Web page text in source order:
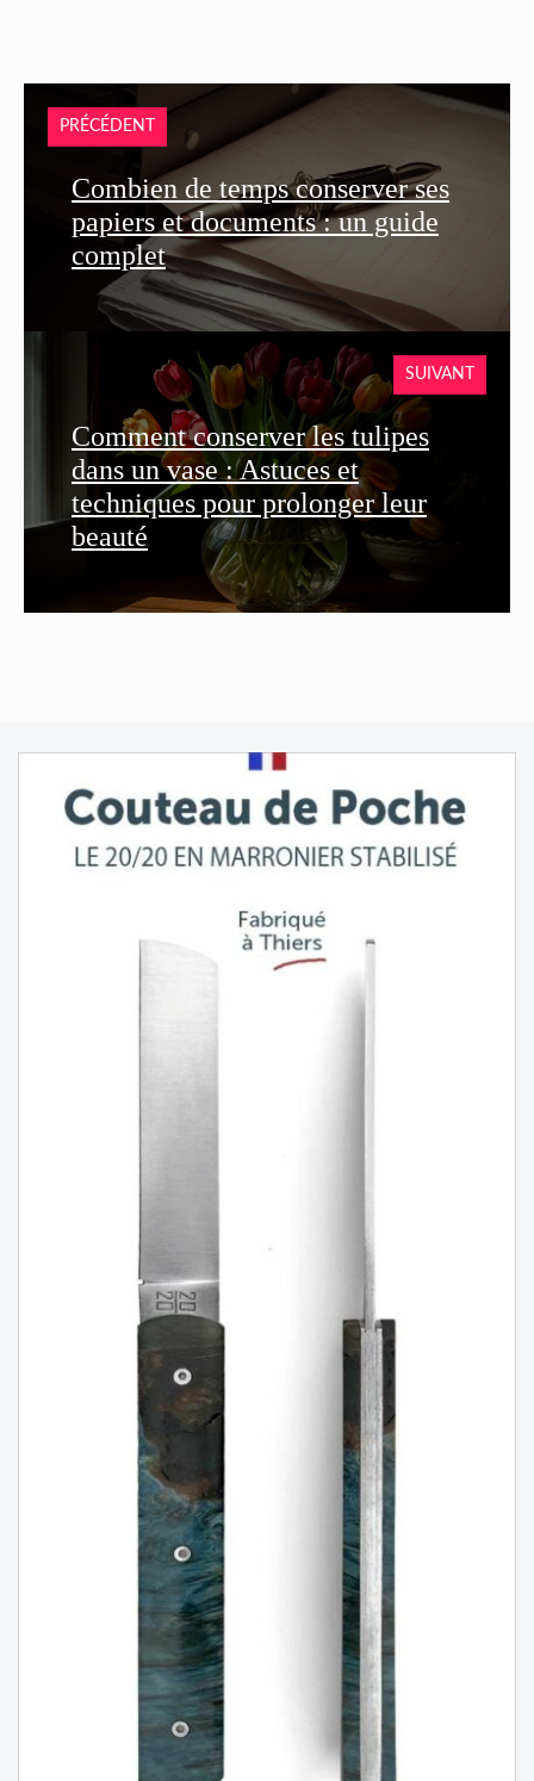
PRÉCÉDENT
Combien de temps conserver ses
papiers et documents : un guide
complet
SUIVANT
Comment conserver les tulipes
dans un vase : Astuces et
techniques pour prolonger leur
beauté